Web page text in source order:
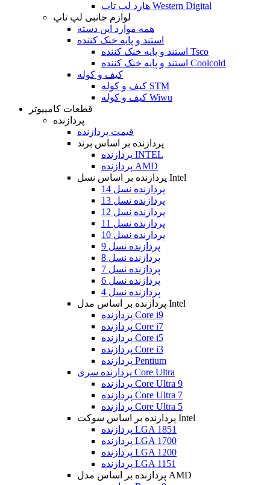
هارد لپ تاپ Western Digital
لوازم جانبی لپ تاپ
همه موارد این دسته
استند و پایه خنک کننده
استند و پایه خنک کننده Tsco
استند و پایه خنک کننده Coolcold
کیف و کوله
کیف و کوله STM
کیف و کوله Wiwu
قطعات کامپیوتر
پردازنده
قیمت پردازنده
پردازنده بر اساس برند
پردازنده INTEL
پردازنده AMD
پردازنده بر اساس نسل Intel
پردازنده نسل 14
پردازنده نسل 13
پردازنده نسل 12
پردازنده نسل 11
پردازنده نسل 10
پردازنده نسل 9
پردازنده نسل 8
پردازنده نسل 7
پردازنده نسل 6
پردازنده نسل 4
پردازنده بر اساس مدل Intel
پردازنده Core i9
پردازنده Core i7
پردازنده Core i5
پردازنده Core i3
پردازنده Pentium
پردازنده سری Core Ultra
پردازنده Core Ultra 9
پردازنده Core Ultra 7
پردازنده Core Ultra 5
پردازنده بر اساس سوکت Intel
پردازنده LGA 1851
پردازنده LGA 1700
پردازنده LGA 1200
پردازنده LGA 1151
پردازنده بر اساس مدل AMD